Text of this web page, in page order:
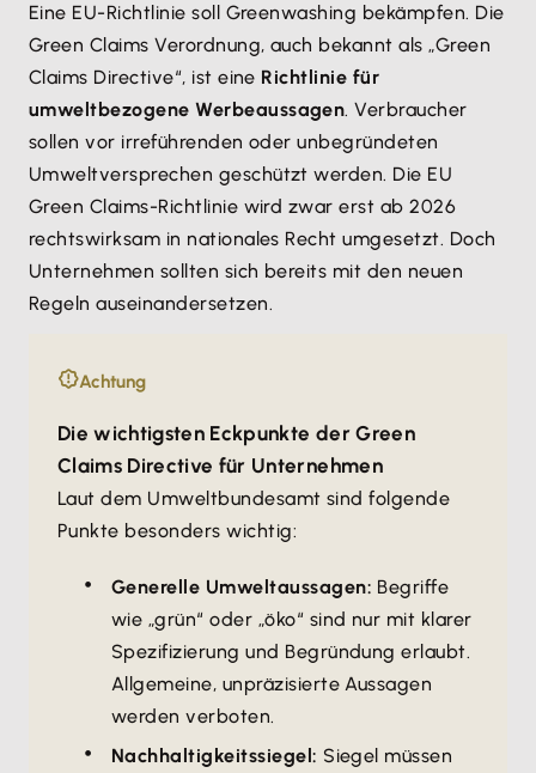
Eine EU-Richtlinie soll Greenwashing bekämpfen. Die
Green Claims Verordnung, auch bekannt als „Green
Claims Directive“, ist eine Richtlinie für
umweltbezogene Werbeaussagen. Verbraucher
sollen vor irreführenden oder unbegründeten
Umweltversprechen geschützt werden. Die EU
Green Claims-Richtlinie wird zwar erst ab 2026
rechtswirksam in nationales Recht umgesetzt. Doch
Unternehmen sollten sich bereits mit den neuen
Regeln auseinandersetzen.
Achtung
Die wichtigsten Eckpunkte der Green
Claims Directive für Unternehmen
Laut dem Umweltbundesamt sind folgende
Punkte besonders wichtig:
Generelle Umweltaussagen: Begriffe
wie „grün“ oder „öko“ sind nur mit klarer
Spezifizierung und Begründung erlaubt.
Allgemeine, unpräzisierte Aussagen
werden verboten.
Nachhaltigkeitssiegel: Siegel müssen